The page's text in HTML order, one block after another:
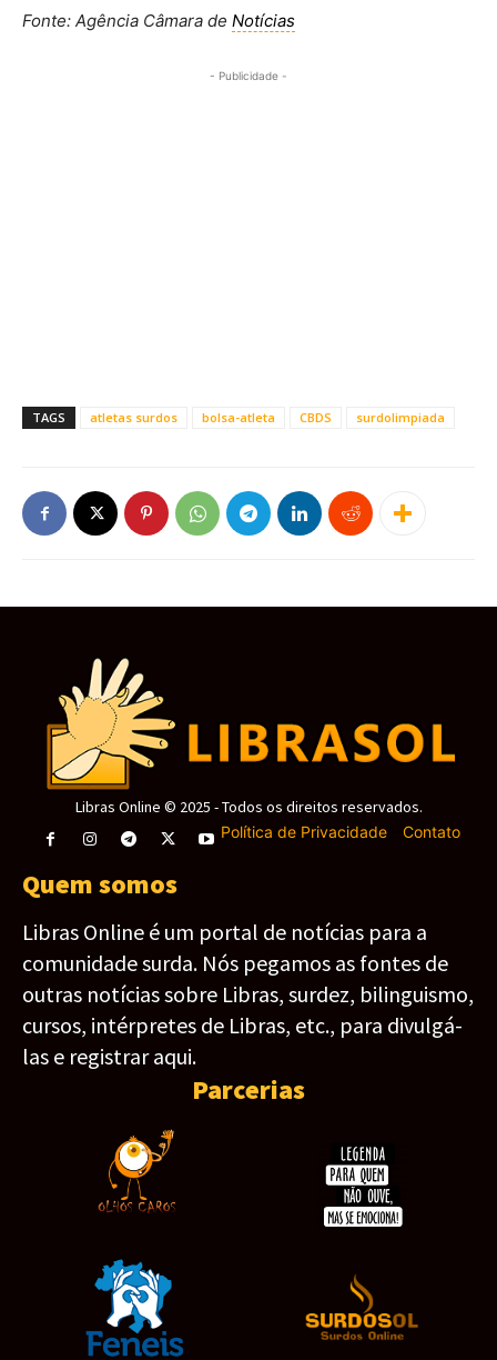
Fonte: Agência Câmara de Notícias
- Publicidade -
TAGS atletas surdos bolsa-atleta CBDS surdolimpiada
Libras Online © 2025 - Todos os direitos reservados.
Política de Privacidade- Contato
Quem somos
Libras Online é um portal de notícias para a
comunidade surda. Nós pegamos as fontes de
outras notícias sobre Libras, surdez, bilinguismo,
cursos, intérpretes de Libras, etc., para divulgá-
las e registrar aqui.
Parcerias